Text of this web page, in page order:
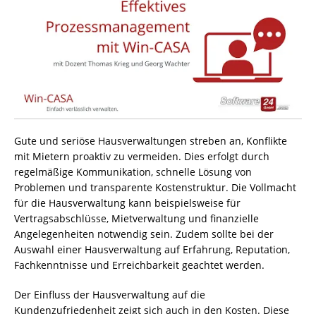
Gute und seriöse Hausverwaltungen streben an, Konflikte
mit Mietern proaktiv zu vermeiden. Dies erfolgt durch
regelmäßige Kommunikation, schnelle Lösung von
Problemen und transparente Kostenstruktur. Die Vollmacht
für die Hausverwaltung kann beispielsweise für
Vertragsabschlüsse, Mietverwaltung und finanzielle
Angelegenheiten notwendig sein. Zudem sollte bei der
Auswahl einer Hausverwaltung auf Erfahrung, Reputation,
Fachkenntnisse und Erreichbarkeit geachtet werden.
Der Einfluss der Hausverwaltung auf die
Kundenzufriedenheit zeigt sich auch in den Kosten. Diese